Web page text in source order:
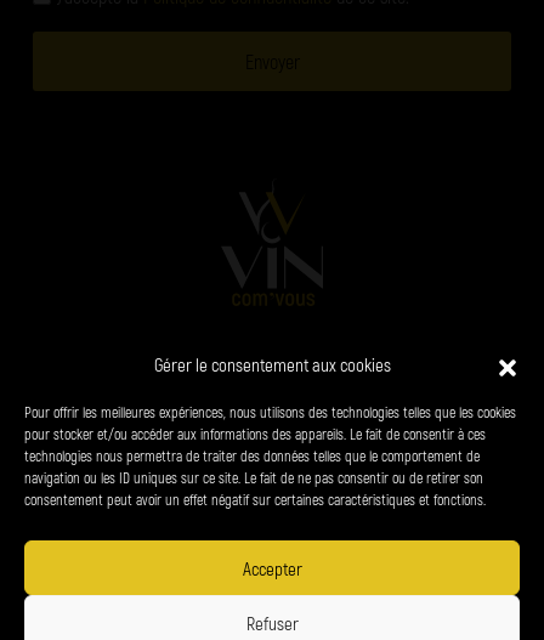
Gérer le consentement aux cookies
Pour offrir les meilleures expériences, nous utilisons des technologies telles que les cookies
pour stocker et/ou accéder aux informations des appareils. Le fait de consentir à ces
technologies nous permettra de traiter des données telles que le comportement de
navigation ou les ID uniques sur ce site. Le fait de ne pas consentir ou de retirer son
consentement peut avoir un effet négatif sur certaines caractéristiques et fonctions.
Accepter
Refuser
VINS CHAMPAGNES SPIRITUEUX
PRODUITS DU TERROIR CONTACT
38 chemin du panorama - le Bourg 24310 Brantôme-en-Périgord
denis.petrel@vin-com-vous.fr
L'abus d'alcool est dangereux pour la santé.